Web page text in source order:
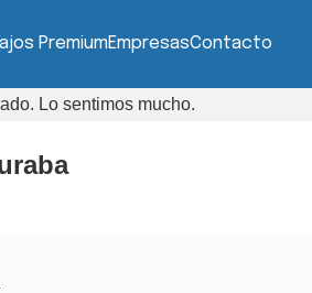
PremiumEmpresasContacto
Lo sentimos mucho.